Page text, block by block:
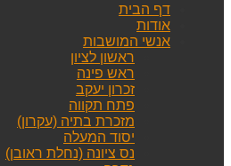
דף הבית
אודות
אנשי המושבות
ראשון לציון
ראש פינה
זכרון יעקב
פתח תקווה
מזכרת בתיה (עקרון)
יסוד המעלה
נס ציונה (נחלת ראובן)